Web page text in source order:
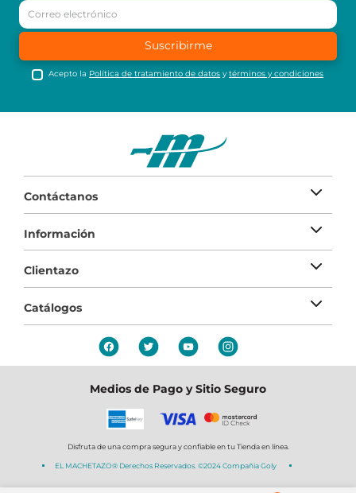
Suscribirme
Acepto la Política de tratamiento de datos ytérminos y condiciones
Contáctanos
Información
Clientazo
Catálogos
Medios de Pago y Sitio Seguro
Disfruta de una compra segura y confiable en tu Tienda en línea.
EL MACHETAZO® Derechos Reservados. ©2024 Compañia Goly